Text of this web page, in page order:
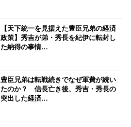
【天下統一を見据えた豊臣兄弟の経済
政策】秀吉が弟・秀長を紀伊に転封し
た納得の事情…
豊臣兄弟は転戦続きでなぜ軍費が続い
たのか？ 信長亡き後、秀吉・秀長の
突出した経済…